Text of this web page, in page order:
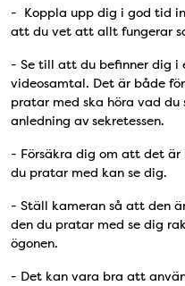
- Koppla upp dig i god tid
att du vet att allt fungerar
- Se till att du befinner dig i
videosamtal. Det är både
pratar med ska höra vad du
anledning av sekretessen.
- Försäkra dig om att det
du pratar med kan se dig.
- Ställ kameran så att den
den du pratar med se dig
ögonen.
- Det kan vara bra att